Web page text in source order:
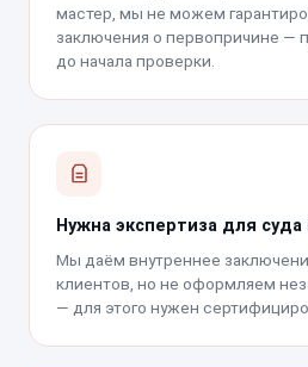
мастер, мы не можем
заключения о первопричине —
до начала проверки.
Нужна экспертиза для суда
Мы даём внутреннее
клиентов, но не оформляем
— для этого нужен